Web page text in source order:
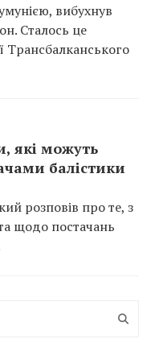
вибухнув
Сталось це
Трансбалканського
які можуть
балістики
розповів про те, з
щодо постачань